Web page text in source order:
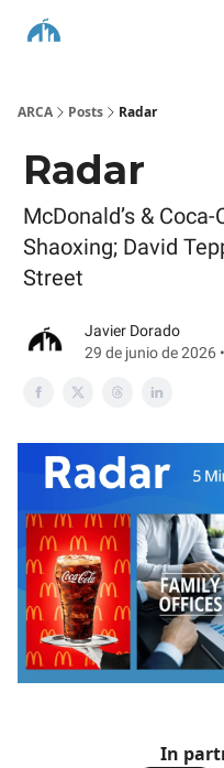
ARCA Posts Radar
Radar
McDonald’s &
Shaoxing; David
Street
Javier Dorado
29 de junio de 2026
In